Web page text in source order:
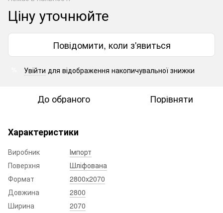
Ціну уточнюйте
Повідомити, коли з'явиться
Увійти для відображення накопичувальної знижки
До обраного Порівняти
Характеристики
Виробник
Імпорт
Поверхня
Шліфована
Формат
2800x2070
Довжина
2800
Ширина
2070